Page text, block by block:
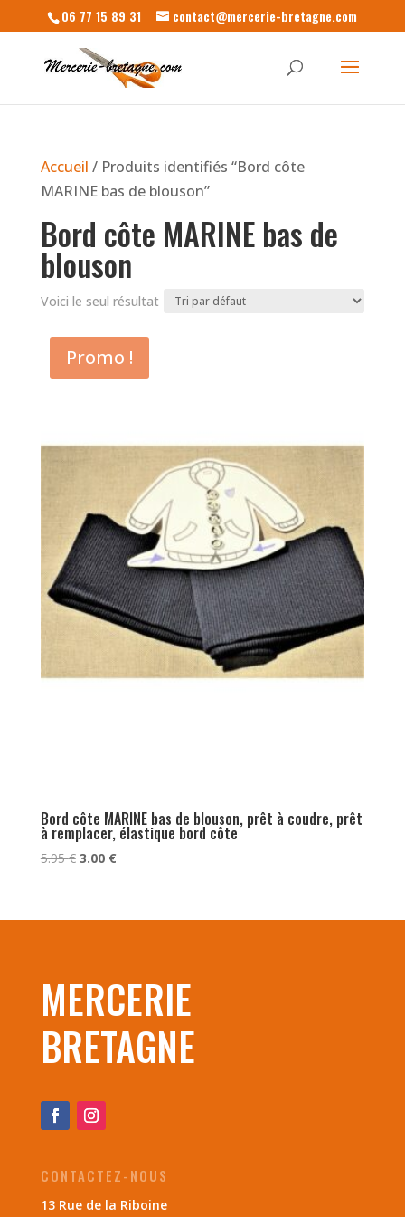
06 77 15 89 31 contact@mercerie-bretagne.com
Accueil / Produits identifiés “Bord côte
MARINE bas de blouson”
Bord côte MARINE bas de
blouson
Voici le seul résultat
Promo !
Bord côte MARINE bas de blouson, prêt à coudre, prêt
à remplacer, élastique bord côte
5.95€ Le
était :
3.00 €Le
est :
MERCERIE
BRETAGNE
CONTACTEZ-NOUS
13 Rue de la Riboine